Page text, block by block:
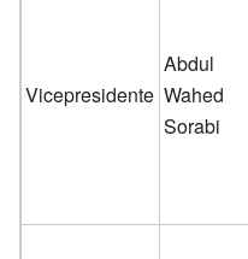
Vicepresidente
Abdul
Wahed
Sorabi